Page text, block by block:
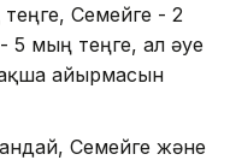
Семейге - 2
5 мың теңге, ал әуе
ақша айырмасын
Семейге және